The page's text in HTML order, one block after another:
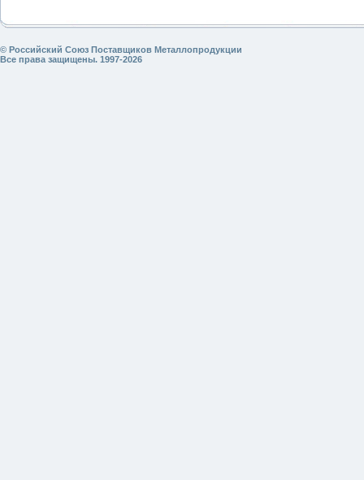
© Российский Союз Поставщиков Металлопродукции
Все права защищены. 1997-2026